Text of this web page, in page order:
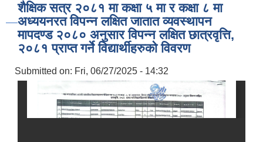
शैक्षिक सत्र २०८१ मा कक्षा ५ मा र कक्षा ८ मा
अध्ययनरत विपन्न लक्षित जातात व्यवस्थापन
मापदण्ड २०८० अनुसार विपन्न लक्षित छात्रवृत्ति,
२०८१ प्राप्त गर्ने विद्यार्थीहरुको विवरण
Submitted on: Fri, 06/27/2025 - 14:32